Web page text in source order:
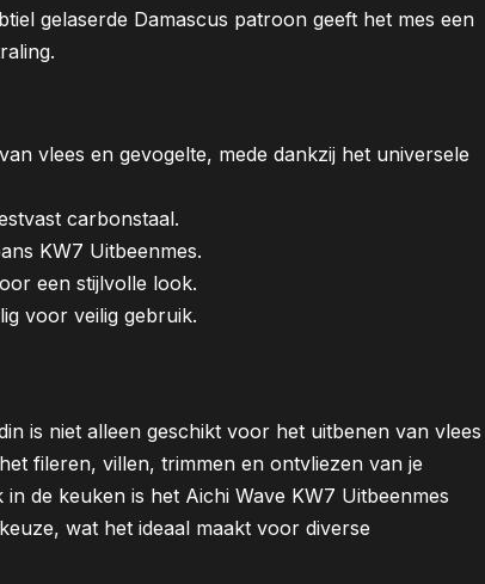
gelaserde Damascus patroon geeft het mes een
vlees en gevogelte, mede dankzij het universele
carbonstaal.
KW7 Uitbeenmes.
een stijlvolle look.
voor veilig gebruik.
is niet alleen geschikt voor het uitbenen van vlees
fileren, villen, trimmen en ontvliezen van je
de keuken is het Aichi Wave KW7 Uitbeenmes
wat het ideaal maakt voor diverse